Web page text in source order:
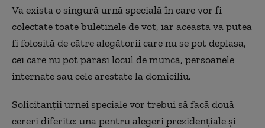
Va exista o singură urnă specială în care vor fi
colectate toate buletinele de vot, iar aceasta va putea
fi folosită de către alegătorii care nu se pot deplasa,
cei care nu pot părăsi locul de muncă, persoanele
internate sau cele arestate la domiciliu.
Solicitanţii urnei speciale vor trebui să facă două
cereri diferite: una pentru alegeri prezidenţiale şi